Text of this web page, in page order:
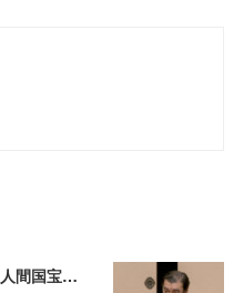
【講談】神田松鯉「男の花道」～人間国宝が男の約束を描いた大作を披露！